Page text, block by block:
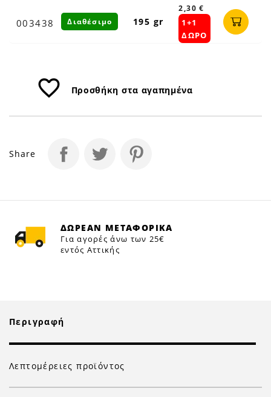
003438 195 gr
2,30 €
1+1
ΔΩΡΟ
Διαθέσιμο
favorite_border Προσθήκη στα αγαπημένα
Share
ΔΩΡΕΑΝ ΜΕΤΑΦΟΡΙΚΑ
Για αγορές άνω των 25€
εντός Αττικής
Περιγραφή
Λεπτομέρειες προϊόντος